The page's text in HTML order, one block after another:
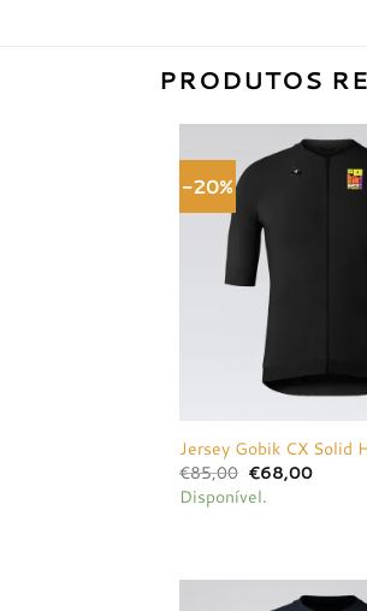
PRODUTOS
-20%
Jersey Gobik CX Solid
€85,00 O
preço
original
€68,00O
Disponível.